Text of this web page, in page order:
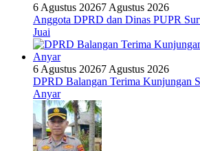
6 Agustus 20267 Agustus 2026
Anggota DPRD dan Dinas PUPR
Juai
6 Agustus 20267 Agustus 2026
DPRD Balangan Terima Kunjungan
Anyar